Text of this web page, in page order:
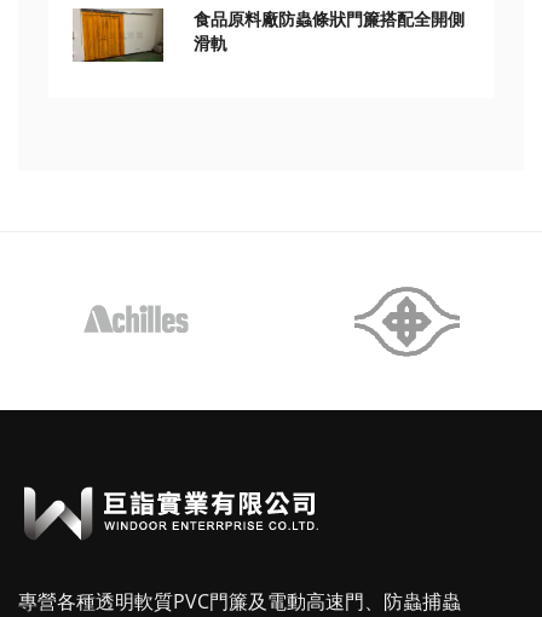
食品原料廠防蟲條狀門簾搭配全開側
滑軌
專營各種透明軟質PVC門簾及電動高速門、防蟲捕蟲